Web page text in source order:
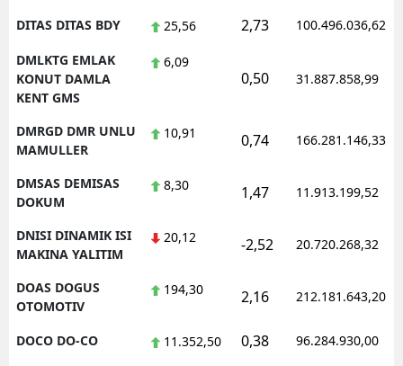
DITAS DITAS BDY 25,56 2,73 100.496.036,62
DMLKTG EMLAK
KONUT DAMLA
KENT GMS
6,09
0,50 31.887.858,99
DMRGD DMR UNLU
MAMULLER
10,91 0,74 166.281.146,33
DMSAS DEMISAS
DOKUM
8,30 1,47 11.913.199,52
DNISI DINAMIK ISI
MAKINA YALITIM
20,12 -2,52 20.720.268,32
DOAS DOGUS
OTOMOTIV
194,30 2,16 212.181.643,20
DOCO DO-CO 11.352,50 0,38 96.284.930,00